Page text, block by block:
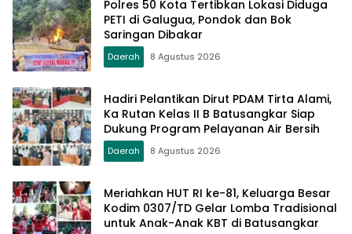
Polres 50 Kota Tertibkan Lokasi Diduga
PETI di Galugua, Pondok dan Bok
Saringan Dibakar
Daerah 8 Agustus 2026
Hadiri Pelantikan Dirut PDAM Tirta Alami,
Ka Rutan Kelas II B Batusangkar Siap
Dukung Program Pelayanan Air Bersih
Daerah 8 Agustus 2026
Meriahkan HUT RI ke-81, Keluarga Besar
Kodim 0307/TD Gelar Lomba Tradisional
untuk Anak-Anak KBT di Batusangkar